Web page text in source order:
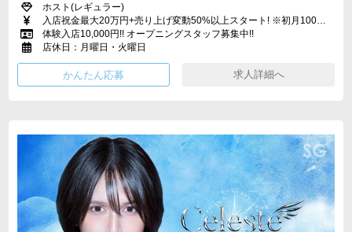
ホスト(レギュラー)
体験入店10,000円!! オープニングスタッフ募集中!!
店休日：月曜日・火曜日
求人詳細へ